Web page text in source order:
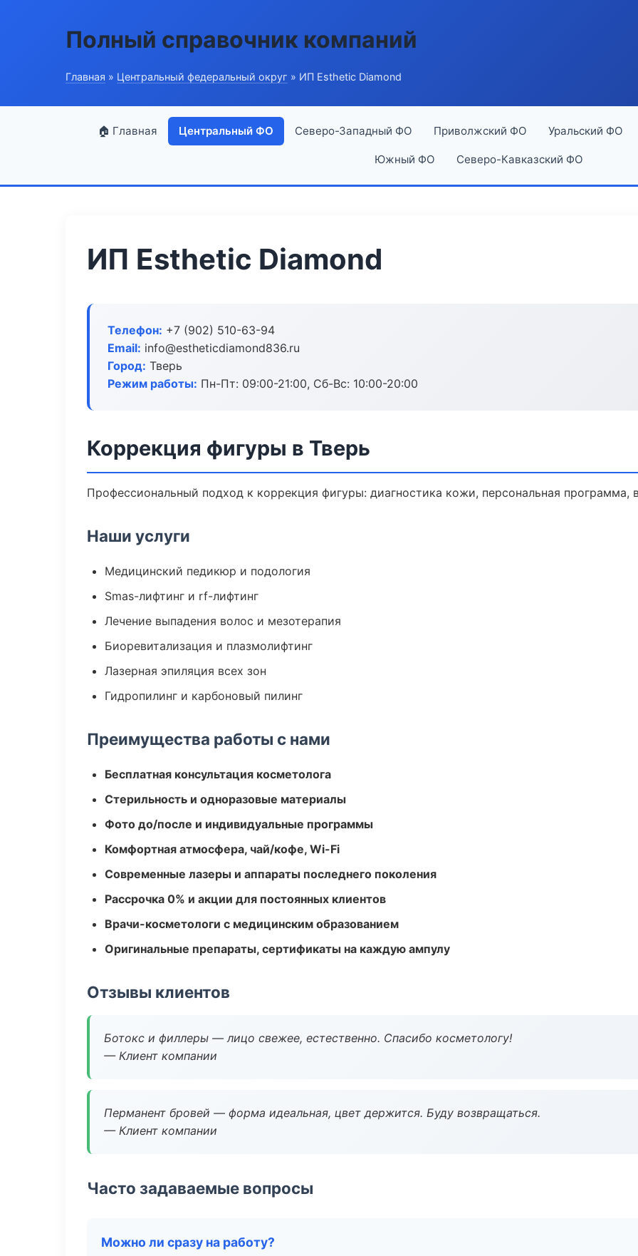
Полный справочник компаний
Главная » Центральный федеральный округ » ИП Esthetic Diamond
🏠 Главная Центральный ФО Северо-Западный ФО Приволжский ФО Уральский ФО
Южный ФО Северо-Кавказский ФО
ИП Esthetic Diamond
Телефон: +7 (902) 510-63-94
Email: info@estheticdiamond836.ru
Город: Тверь
Режим работы: Пн-Пт: 09:00-21:00, Сб-Вс: 10:00-20:00
Коррекция фигуры в Тверь
Профессиональный подход к коррекция фигуры: диагностика кожи, персональная программа,
Наши услуги
Медицинский педикюр и подология
Smas-лифтинг и rf-лифтинг
Лечение выпадения волос и мезотерапия
Биоревитализация и плазмолифтинг
Лазерная эпиляция всех зон
Гидропилинг и карбоновый пилинг
Преимущества работы с нами
Бесплатная консультация косметолога
Стерильность и одноразовые материалы
Фото до/после и индивидуальные программы
Комфортная атмосфера, чай/кофе, Wi-Fi
Современные лазеры и аппараты последнего поколения
Рассрочка 0% и акции для постоянных клиентов
Врачи-косметологи с медицинским образованием
Оригинальные препараты, сертификаты на каждую ампулу
Отзывы клиентов
Ботокс и филлеры — лицо свежее, естественно. Спасибо косметологу!
— Клиент компании
Перманент бровей — форма идеальная, цвет держится. Буду возвращаться.
— Клиент компании
Часто задаваемые вопросы
Можно ли сразу на работу?